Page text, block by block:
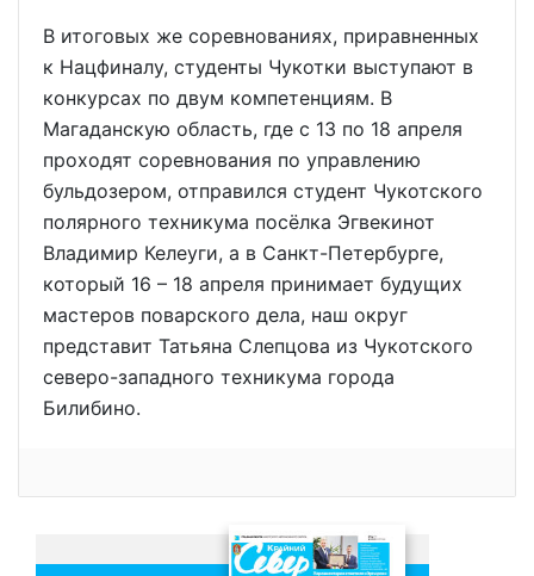
В итоговых же соревнованиях, приравненных
к Нацфиналу, студенты Чукотки выступают в
конкурсах по двум компетенциям. В
Магаданскую область, где с 13 по 18 апреля
проходят соревнования по управлению
бульдозером, отправился студент Чукотского
полярного техникума посёлка Эгвекинот
Владимир Келеуги, а в Санкт-Петербурге,
который 16 – 18 апреля принимает будущих
мастеров поварского дела, наш округ
представит Татьяна Слепцова из Чукотского
северо-западного техникума города
Билибино.